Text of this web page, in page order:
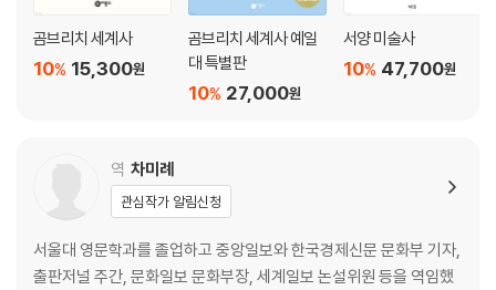
곰브리치 세계사
15,300원
10%
곰브리치 세계사 예일
대 특별판
27,000원
10%
서양 미술사
47,700원
10%
역 차미례
관심작가 알림신청
서울대 영문학과를 졸업하고 중앙일보와 한국경제신문 문화부 기자,
출판저널 주간, 문화일보 문화부장, 세계일보 논설위원 등을 역임했